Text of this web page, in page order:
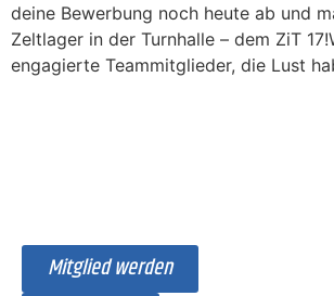
deine Bewerbung noch heute ab und
Zeltlager in der Turnhalle – dem ZiT
engagierte Teammitglieder, die Lust
Mitglied werden